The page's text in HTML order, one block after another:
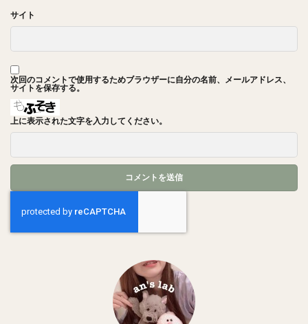
サイト
次回のコメントで使用するためブラウザーに自分の名前、メールアドレス、
サイトを保存する。
上に表示された文字を入力してください。